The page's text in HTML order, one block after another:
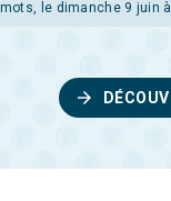
le dimanche 9 juin
arrow_forward